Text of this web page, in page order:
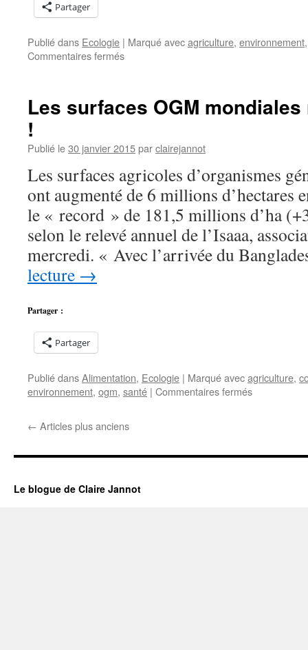
Partager
Publié dans Ecologie | Marqué avecagriculture, environnement
Commentaires ferméssur
est
le
!
Les surfaces OGM
!
Publié le30 janvier 2015parclairejannot
Les surfaces agricoles d’organismes
ont augmenté de 6 millions d’hectares
le « record » de 181,5 millions d’ha
selon le relevé annuel de l’Isaaa,
mercredi. « Avec l’arrivée du
lecture →
Partager :
Partager
Publié dansAlimentation, Ecologie | Marqué avecagriculture,
environnement, ogm, santé | Commentaires ferméssur
ne
← Articles plus anciens
Le blogue de Claire Jannot